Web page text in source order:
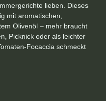
lieben. Dieses
mit aromatischen,
Olivenöl – mehr braucht
Picknick oder als leichter
Focaccia schmeckt